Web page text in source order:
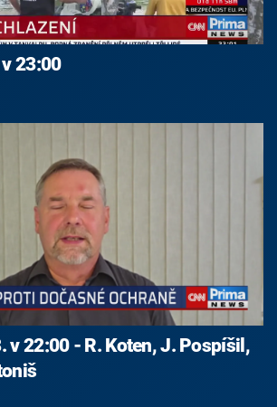
23:00
v 22:00 - R. Koten, J. Pospíšil,